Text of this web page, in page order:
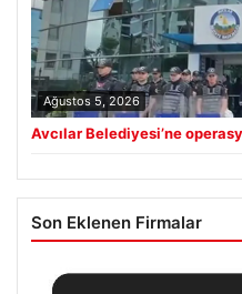
Ağustos 5, 2026
Avcılar Belediyesi’ne
Son Eklenen Firmalar